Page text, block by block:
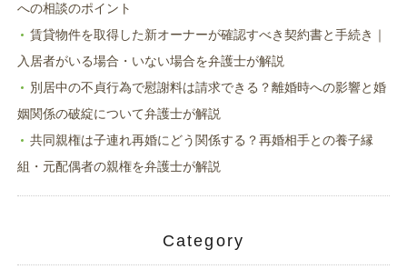
への相談のポイント
賃貸物件を取得した新オーナーが確認すべき契約書と手続き｜
入居者がいる場合・いない場合を弁護士が解説
別居中の不貞行為で慰謝料は請求できる？離婚時への影響と婚
姻関係の破綻について弁護士が解説
共同親権は子連れ再婚にどう関係する？再婚相手との養子縁
組・元配偶者の親権を弁護士が解説
Category